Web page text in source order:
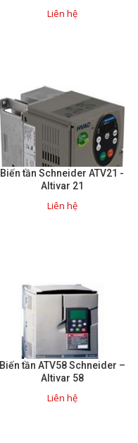
Liên hệ
Biến tần Schneider ATV21 -
Altivar 21
Liên hệ
Biến tần ATV58 Schneider –
Altivar 58
Liên hệ